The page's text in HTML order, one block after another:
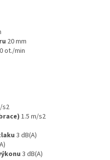
20 mm
ot./min
s2
1.5 m/s2
3 dB(A)
3 dB(A)